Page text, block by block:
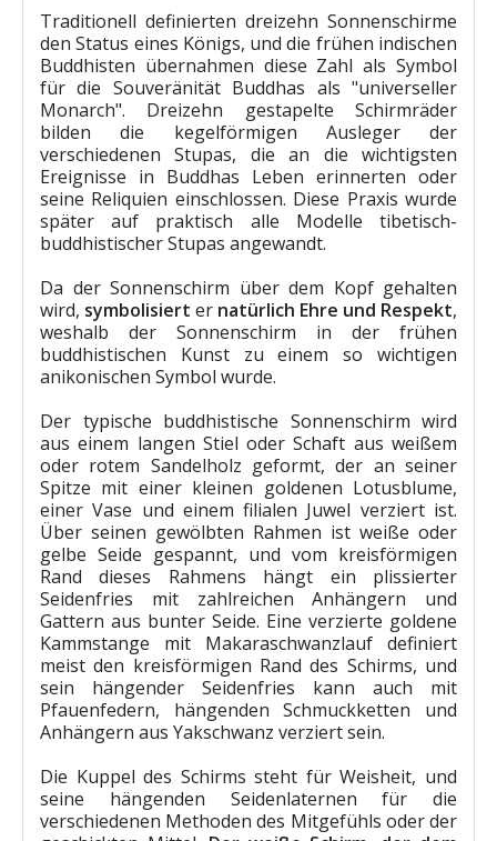
Traditionell definierten dreizehn Sonnenschirme
den Status eines Königs, und die frühen indischen
Buddhisten übernahmen diese Zahl als Symbol
für die Souveränität Buddhas als "universeller
Monarch". Dreizehn gestapelte Schirmräder
bilden die kegelförmigen Ausleger der
verschiedenen Stupas, die an die wichtigsten
Ereignisse in Buddhas Leben erinnerten oder
seine Reliquien einschlossen. Diese Praxis wurde
später auf praktisch alle Modelle tibetisch-
buddhistischer Stupas angewandt.
Da der Sonnenschirm über dem Kopf gehalten
wird, symbolisiert er natürlich Ehre und Respekt,
weshalb der Sonnenschirm in der frühen
buddhistischen Kunst zu einem so wichtigen
anikonischen Symbol wurde.
Der typische buddhistische Sonnenschirm wird
aus einem langen Stiel oder Schaft aus weißem
oder rotem Sandelholz geformt, der an seiner
Spitze mit einer kleinen goldenen Lotusblume,
einer Vase und einem filialen Juwel verziert ist.
Über seinen gewölbten Rahmen ist weiße oder
gelbe Seide gespannt, und vom kreisförmigen
Rand dieses Rahmens hängt ein plissierter
Seidenfries mit zahlreichen Anhängern und
Gattern aus bunter Seide. Eine verzierte goldene
Kammstange mit Makaraschwanzlauf definiert
meist den kreisförmigen Rand des Schirms, und
sein hängender Seidenfries kann auch mit
Pfauenfedern, hängenden Schmuckketten und
Anhängern aus Yakschwanz verziert sein.
Die Kuppel des Schirms steht für Weisheit, und
seine hängenden Seidenlaternen für die
verschiedenen Methoden des Mitgefühls oder der